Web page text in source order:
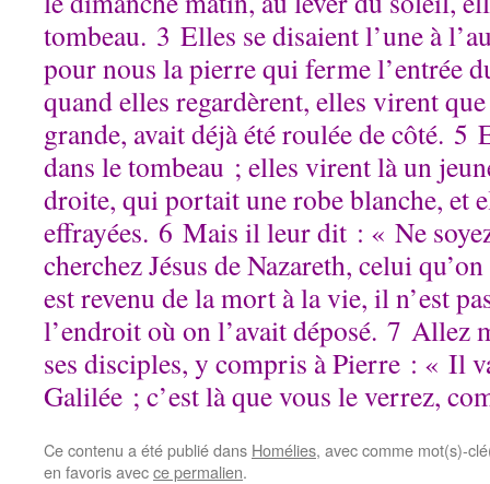
tombeau. 3 Elles se disaient l’une à
pour nous la pierre qui ferme l’entrée
quand elles regardèrent, elles virent
grande, avait déjà été roulée de côté. 5
dans le tombeau ; elles virent là un
droite, qui portait une robe blanche, et
effrayées. 6 Mais il leur dit : « Ne
cherchez Jésus de Nazareth, celui
est revenu de la mort à la vie, il n’est
l’endroit où on l’avait déposé. 7 Allez
ses disciples, y compris à Pierre : « Il
Galilée ; c’est là que vous le verrez,
Ce contenu a été publié dans Homélies, avec comme mot(s)-
en favoris avecce permalien.